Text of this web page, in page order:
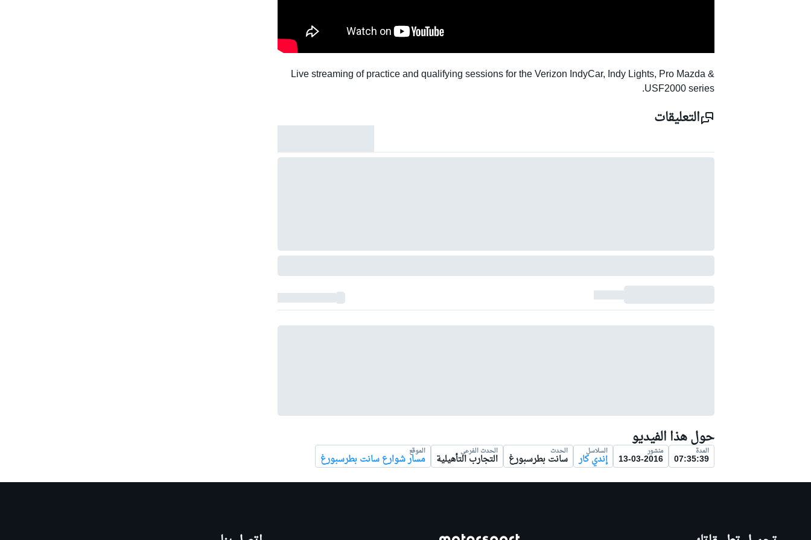
دبليو آر سي
Live streaming of practice and qualifying sessions for the Verizon IndyCar, Indy Lights, Pro Mazda &
USF2000 series.
التعليقات
حول هذا الفيديو
المدة
07:35:39
منشور
13-03-2016
السلاسل
إندي كار
الحدث
سانت بطرسبورغ
الحدث الفرعي
التجارب التأهيلية
الموقع
مسار شوارع سانت بطرسبورغ